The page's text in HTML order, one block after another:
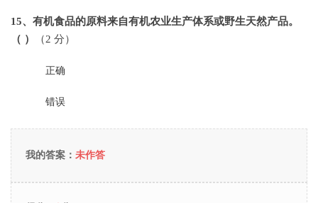
15、有机食品的原料来自有机农业生产体系或野生天然产品。
（ ）
（2 分）
正确
错误
我的答案： 未作答